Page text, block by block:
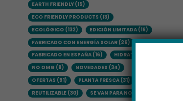
EARTH FRIENDLY(15)
ECO FRIENDLY PRODUCTS (13)
ECOLÓGICO (132) EDICIÓN LIMITADA (16)
FABRICADO CON ENERGÍA SOLAR(26)
FABRICADO EN ESPAÑA(16) HIDRATANTE
NO OMG (8) NOVEDADES (34)
OFERTAS (91) PLANTA FRESCA (31)
REUTILIZABLE(30) SE VAN PARA NO VOLVER